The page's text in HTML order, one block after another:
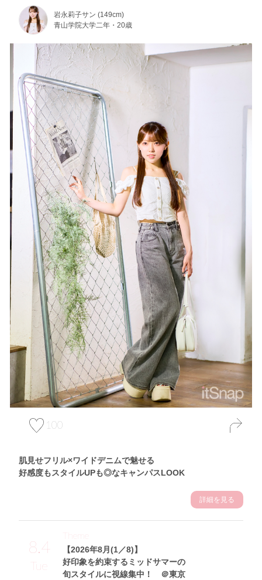
岩永莉子サン (149cm)
青山学院大学二年・20歳
100
肌見せフリル×ワイドデニムで魅せる
好感度もスタイルUPも◎なキャンパスLOOK
詳細を見る
8.4
Tue
【2026年8月(1／8)】
好印象を約束するミッドサマーの
旬スタイルに視線集中！ ＠東京
Theme